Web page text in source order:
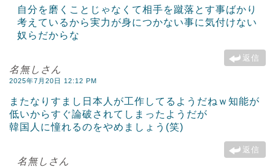
自分を磨くことじゃなくて相手を蹴落とす事ばかり
考えているから実力が身につかない事に気付けない
奴らだからな
返信
名無しさん
2025年7月20日 12:12 PM
またなりすまし日本人が工作してるようだねｗ知能が
低いからすぐ論破されてしまったようだが
韓国人に憧れるのをやめましょう(笑)
返信
名無しさん